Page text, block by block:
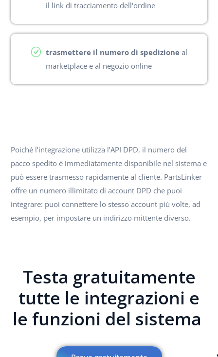
il link di tracciamento dell'ordine
trasmettere il numero di spedizione al
marketplace e al negozio online
Poiché l’integrazione utilizza l’API DPD, il numero del
pacco spedito è immediatamente disponibile nel sistema e
può essere trasmesso rapidamente al cliente. PartsLinker
offre un numero illimitato di account DPD che puoi
integrare: puoi connettere lo stesso account più volte, ad
esempio, per impostare un indirizzo mittente diverso.
Testa gratuitamente
tutte le integrazioni e
le funzioni del sistema